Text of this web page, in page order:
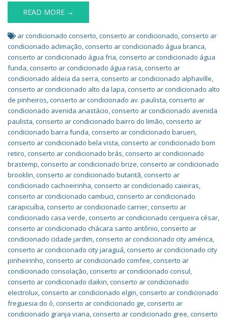
READ MORE →
ar condicionado conserto,conserto ar condicionado,conserto ar
condicionado aclimação,conserto ar condicionado água branca,
conserto ar condicionado água fria,conserto ar condicionado água
funda,conserto ar condicionado água rasa,conserto ar
condicionado aldeia da serra,conserto ar condicionado alphaville,
conserto ar condicionado alto da lapa,conserto ar condicionado alto
de pinheiros,conserto ar condicionado av. paulista,conserto ar
condicionado avenida anastácio,conserto ar condicionado avenida
paulista,conserto ar condicionado bairro do limão,conserto ar
condicionado barra funda,conserto ar condicionado barueri,
conserto ar condicionado bela vista,conserto ar condicionado bom
retiro,conserto ar condicionado brás,conserto ar condicionado
brastemp,conserto ar condicionado brize,conserto ar condicionado
brooklin,conserto ar condicionado butantã,conserto ar
condicionado cachoeirinha,conserto ar condicionado caieiras,
conserto ar condicionado cambuci,conserto ar condicionado
carapicuíba,conserto ar condicionado carrier,conserto ar
condicionado casa verde,conserto ar condicionado cerqueira césar,
conserto ar condicionado chácara santo antônio,conserto ar
condicionado cidade jardim,conserto ar condicionado city américa,
conserto ar condicionado city jaraguá,conserto ar condicionado city
pinheirinho,conserto ar condicionado comfee,conserto ar
condicionado consolação,conserto ar condicionado consul,
conserto ar condicionado daikin,conserto ar condicionado
electrolux,conserto ar condicionado elgin,conserto ar condicionado
freguesia do ó,conserto ar condicionado ge,conserto ar
condicionado granja viana,conserto ar condicionado gree,conserto